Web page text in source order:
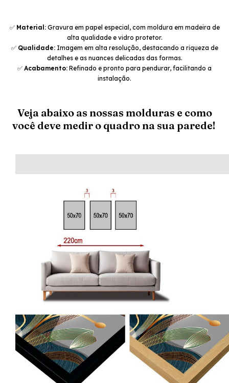
✅ Material:Gravura em papel especial, com moldura em madeira de
alta qualidade e vidro protetor.
✅ Qualidade:Imagem em alta resolução, destacando a riqueza de
detalhes e as nuances delicadas das formas.
✅ Acabamento: Refinado e pronto para pendurar, facilitando a
instalação.
Veja abaixo as nossas molduras e como
você deve medir o quadro na sua parede!